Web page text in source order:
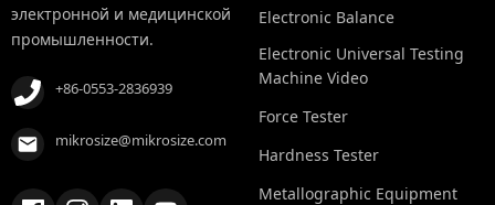
электронной и медицинской
промышленности.
+86-0553-2836939
mikrosize@mikrosize.com
Electronic Balance
Electronic Universal Testing
Machine Video
Force Tester
Hardness Tester
Metallographic Equipment